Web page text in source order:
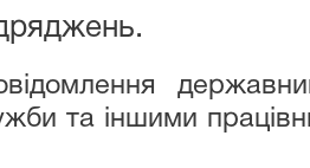
та іншими